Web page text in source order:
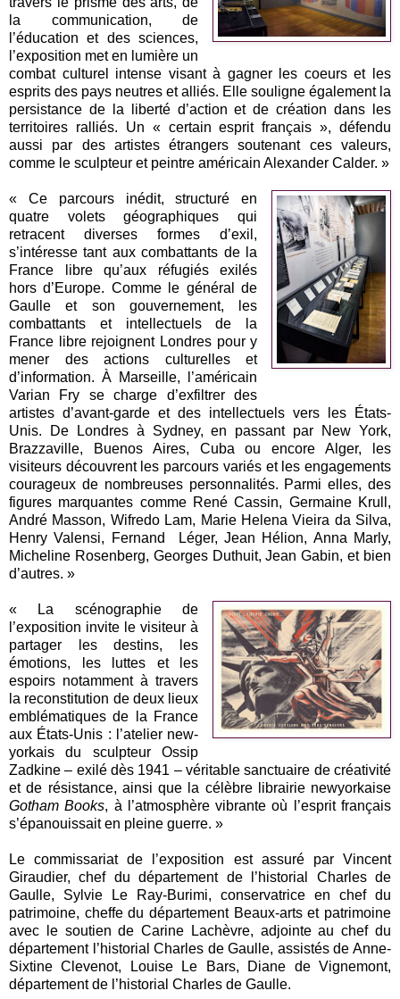
la communication, de
l’éducation et des sciences,
l’exposition met en lumière un
combat culturel intense visant à gagner les coeurs et les
esprits des pays neutres et alliés. Elle souligne également la
persistance de la liberté d’action et de création dans les
territoires ralliés. Un « certain esprit français », défendu
aussi par des artistes étrangers soutenant ces valeurs,
comme le sculpteur et peintre américain Alexander Calder. »
« Ce parcours inédit, structuré en
quatre volets géographiques qui
retracent diverses formes d’exil,
s’intéresse tant aux combattants de la
France libre qu’aux réfugiés exilés
hors d’Europe. Comme le général de
Gaulle et son gouvernement, les
combattants et intellectuels de la
France libre rejoignent Londres pour y
mener des actions culturelles et
d’information. À Marseille, l’américain
Varian Fry se charge d’exfiltrer des
artistes d’avant-garde et des intellectuels vers les États-
Unis. De Londres à Sydney, en passant par New York,
Brazzaville, Buenos Aires, Cuba ou encore Alger, les
visiteurs découvrent les parcours variés et les engagements
courageux de nombreuses personnalités. Parmi elles, des
figures marquantes comme René Cassin, Germaine Krull,
André Masson, Wifredo Lam, Marie Helena Vieira da Silva,
Henry Valensi, Fernand Léger, Jean Hélion, Anna Marly,
Micheline Rosenberg, Georges Duthuit, Jean Gabin, et bien
d’autres. »
« La scénographie de
l’exposition invite le visiteur à
partager les destins, les
émotions, les luttes et les
espoirs notamment à travers
la reconstitution de deux lieux
emblématiques de la France
aux États-Unis : l’atelier new-
yorkais du sculpteur Ossip
Zadkine – exilé dès 1941 – véritable sanctuaire de créativité
et de résistance, ainsi que la célèbre librairie newyorkaise
Gotham Books, à l’atmosphère vibrante où l’esprit français
s’épanouissait en pleine guerre. »
Le commissariat de l’exposition est assuré par Vincent
Giraudier, chef du département de l’historial Charles de
Gaulle, Sylvie Le Ray-Burimi, conservatrice en chef du
patrimoine, cheffe du département Beaux-arts et patrimoine
avec le soutien de Carine Lachèvre, adjointe au chef du
département l’historial Charles de Gaulle, assistés de Anne-
Sixtine Clevenot, Louise Le Bars, Diane de Vignemont,
département de l’historial Charles de Gaulle.